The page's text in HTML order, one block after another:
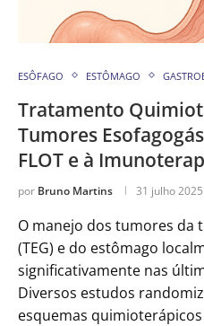
ESÔFAGO ESTÔMAGO
Tratamento
Tumores
FLOT e à
por Bruno Martins 31 julho 2025
O manejo dos tumores da
(TEG) e do estômago
significativamente nas
Diversos estudos
esquemas